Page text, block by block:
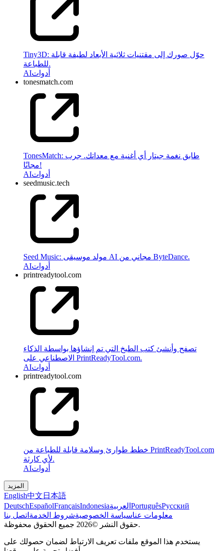
Tiny3D: حوّل صورك إلى مقتنيات ثلاثية الأبعاد لطيفة قابلة
للطباعة.
AIأدوات
tonesmatch.com
TonesMatch: طابق نغمة جيتار أي أغنية مع معداتك. جرب
مجانًا!
AIأدوات
seedmusic.tech
Seed Music: مولد موسيقى AI مجاني من ByteDance.
AIأدوات
printreadytool.com
تصفح وأنشئ كتب الطبخ التي تم إنشاؤها بواسطة الذكاء
الاصطناعي على PrintReadyTool.com.
AIأدوات
printreadytool.com
خطط طوارئ وسلامة قابلة للطباعة من PrintReadyTool.com
لأي كارثة.
AIأدوات
المزيد
English中文 日本語
DeutschEspañolFrançaisIndonesiaالعربية PortuguêsPусский
معلومات عناسياسة الخصوصيةشروط الخدمة اتصل بنا
حقوق النشر ©2026 جميع الحقوق محفوظة.
يستخدم هذا الموقع ملفات تعريف الارتباط لضمان حصولك على